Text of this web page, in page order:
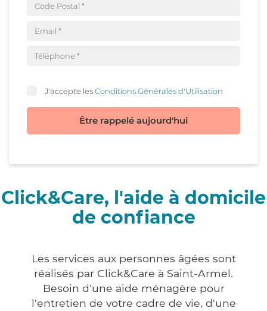
J'accepte lesConditions Générales d'Utilisation
Être rappelé aujourd'hui
Click&Care, l'aide à domicile
de confiance
Les services aux personnes âgées sont
réalisés par Click&Care à Saint-Armel.
Besoin d'une aide ménagère pour
l'entretien de votre cadre de vie, d'une